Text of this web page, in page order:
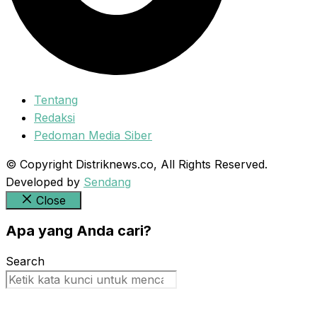
Tentang
Redaksi
Pedoman Media Siber
© Copyright Distriknews.co, All Rights Reserved.
Developed by Sendang
Close
Apa yang Anda cari?
Search